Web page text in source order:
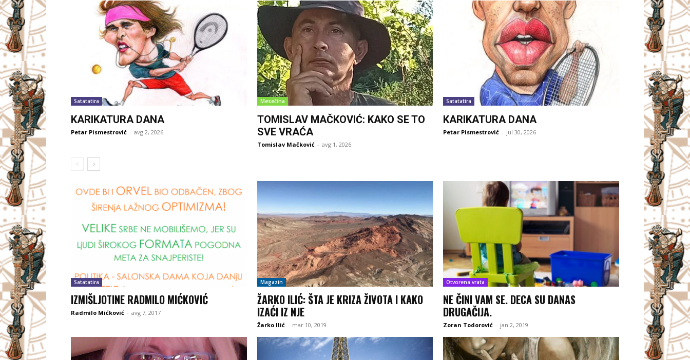
Satatatira
KARIKATURA DANA
Petar Pismestrović - avg 2, 2026
Mesečina
TOMISLAV MAČKOVIĆ: KAKO SE TO
SVE VRAĆA
Tomislav Mačković - avg 1, 2026
Satatatira
KARIKATURA DANA
Petar Pismestrović - jul 30, 2026
Satatatira
IZMIŠLJOTINE RADMILO MIĆKOVIĆ
Radmilo Mićković - avg 7, 2017
Magazin
ŽARKO ILIĆ: ŠTA JE KRIZA ŽIVOTA I KAKO
IZAĆI IZ NJE
Žarko Ilić - mar 10, 2019
Otvorena vrata
NE ČINI VAM SE. DECA SU DANAS
DRUGAČIJA.
Zoran Todorović - jan 2, 2019